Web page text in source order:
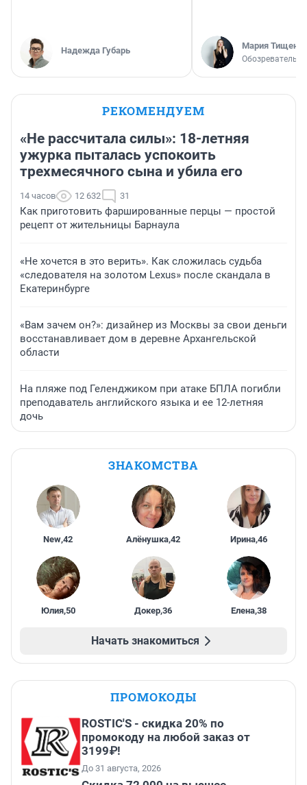
Надежда Губарь Мария Тищенко
Обозреватель
РЕКОМЕНДУЕМ
«Не рассчитала силы»: 18-летняя
ужурка пыталась успокоить
трехмесячного сына и убила его
14 часов 12 632 31
Как приготовить фаршированные перцы — простой
рецепт от жительницы Барнаула
«Не хочется в это верить». Как сложилась судьба
«следователя на золотом Lexus» после скандала в
Екатеринбурге
«Вам зачем он?»: дизайнер из Москвы за свои деньги
восстанавливает дом в деревне Архангельской
области
На пляже под Геленджиком при атаке БПЛА погибли
преподаватель английского языка и ее 12-летняя
дочь
ЗНАКОМСТВА
New,42 Алёнушка,42 Ирина,46
Юлия,50 Докер,36 Елена,38
Начать знакомиться
ПРОМОКОДЫ
ROSTIC'S - скидка 20% по
промокоду на любой заказ от
3199₽!
До 31 августа, 2026